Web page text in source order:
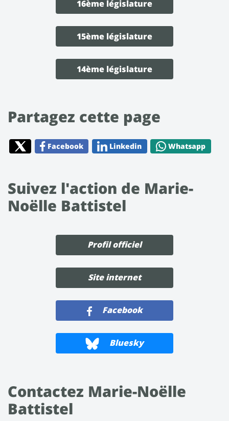
16ème législature
15ème législature
14ème législature
Partagez cette page
Facebook Linkedin Whatsapp
Suivez l'action de Marie-
Noëlle Battistel
Profil officiel
Site internet
Facebook
Bluesky
Contactez Marie-Noëlle
Battistel